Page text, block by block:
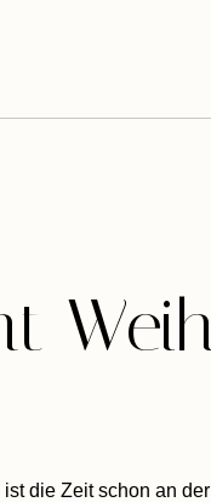
ist die Zeit schon an